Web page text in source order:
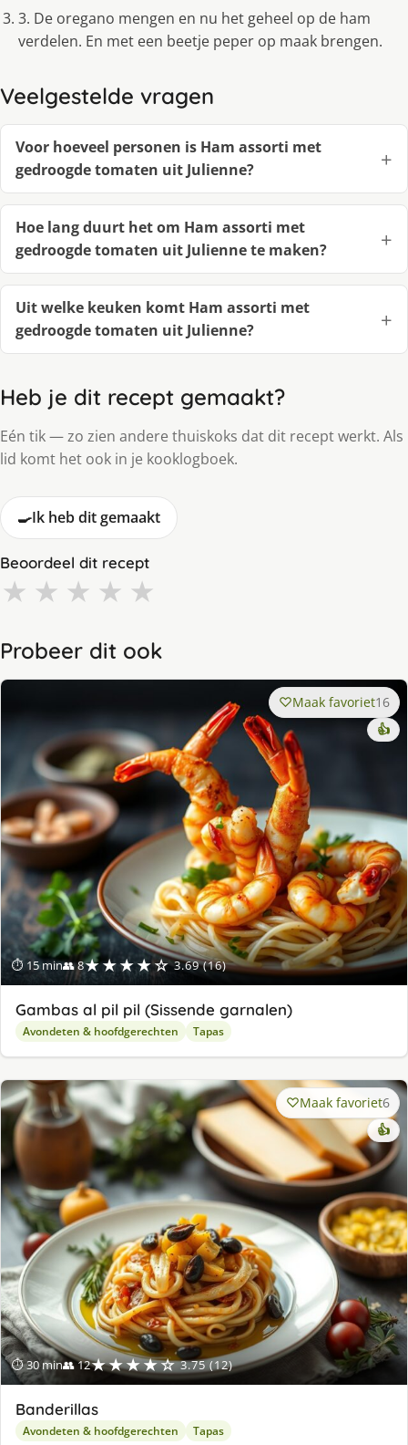
3. De oregano mengen en nu het geheel op de ham
verdelen. En met een beetje peper op maak brengen.
Veelgestelde vragen
Voor hoeveel personen is Ham assorti met
gedroogde tomaten uit Julienne?
Hoe lang duurt het om Ham assorti met
gedroogde tomaten uit Julienne te maken?
Uit welke keuken komt Ham assorti met
gedroogde tomaten uit Julienne?
Heb je dit recept gemaakt?
Eén tik — zo zien andere thuiskoks dat dit recept werkt. Als
lid komt het ook in je kooklogboek.
🍳Ik heb dit gemaakt
Beoordeel dit recept
★ ★ ★ ★ ★
Probeer dit ook
⏱ 15 min👥 8★★★★☆ 3.69 (16)
Maak favoriet16
👍
Gambas al pil pil (Sissende garnalen)
Avondeten & hoofdgerechten Tapas
⏱ 30 min👥 12★★★★☆ 3.75 (12)
Maak favoriet6
👍
Banderillas
Avondeten & hoofdgerechten Tapas